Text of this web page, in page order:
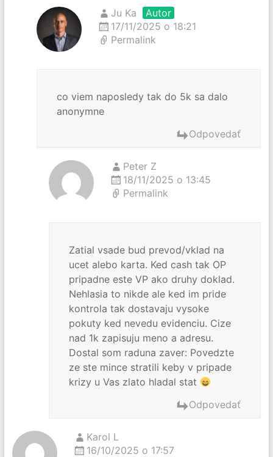
Ju Ka
Autor
17/11/2025 o 18:21
Permalink
co viem naposledy tak do 5k sa dalo
anonymne
Odpovedať
Peter Z
18/11/2025 o 13:45
Permalink
Zatial vsade bud prevod/vklad na
ucet alebo karta. Ked cash tak OP
pripadne este VP ako druhy doklad.
Nehlasia to nikde ale ked im pride
kontrola tak dostavaju vysoke
pokuty ked nevedu evidenciu. Cize
nad 1k zapisuju meno a adresu.
Dostal som raduna zaver: Povedzte
ze ste mince stratili keby v pripade
krizy u Vas zlato hladal stat
Odpovedať
Karol L
16/10/2025 o 17:57